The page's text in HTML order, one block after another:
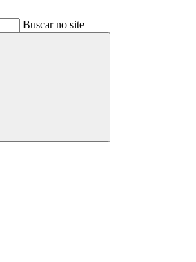
Buscar no site
Buscar